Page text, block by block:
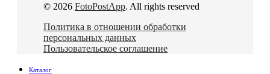
© 2026 FotoPostApp. All rights reserved
Политика в отношении обработки
персональных данных
Пользовательское соглашение
Каталог